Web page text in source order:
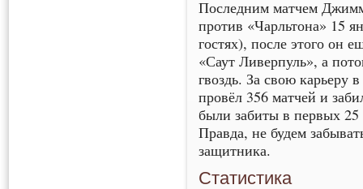
Последним матчем
против «Чарльтона» 15
гостях), после этого он
«Саут Ливерпуль», а
гвоздь. За свою карьеру
провёл 356 матчей и
были забиты в первых 25
Правда, не будем
защитника.
Статистика